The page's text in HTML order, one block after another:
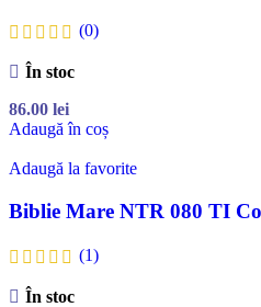
(0)
În stoc
86.00 lei
Adaugă în coș
Adaugă la favorite
Biblie Mare NTR 080 TI
(1)
În stoc